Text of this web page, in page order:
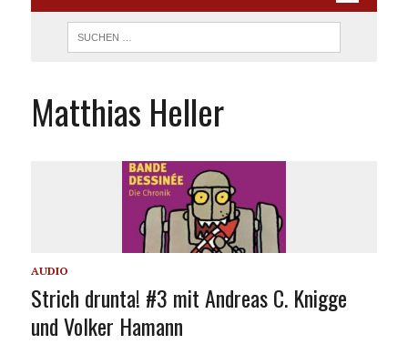
Matthias Heller
AUDIO
Strich drunta! #3 mit Andreas C. Knigge
und Volker Hamann